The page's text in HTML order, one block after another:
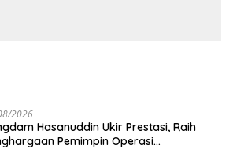
2026
Hasanuddin Ukir Prestasi, Raih
Pemimpin Operasi